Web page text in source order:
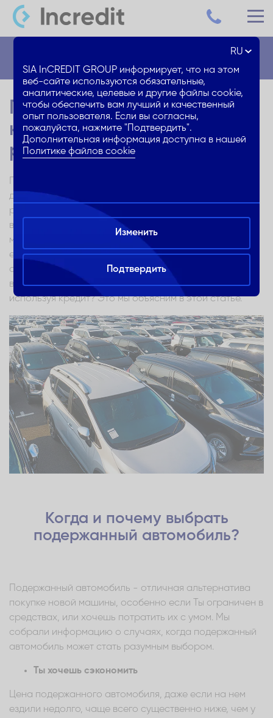
Подержанный авто в
кредит – как это
работает?
для многих. Это является экономически выгодным
решением благодаря доступной цене и широкому
выбору. Даже если Тебя интересует конкретная
модель автомобиля, при выборе подержанного авто
есть больше возможностей подобрать подходящий
автомобиль для Твоих желаний и возможностей. Но
возможно ли приобрести подержанный автомобиль,
используя кредит? Это мы объясним в этой статье.
Когда и почему выбрать
подержанный автомобиль?
Подержанный автомобиль - отличная альтернатива
покупке новой машины, особенно если Ты ограничен в
средствах, или хочешь потратить их с умом. Мы
собрали информацию о случаях, когда подержанный
автомобиль может стать разумным выбором.
Ты хочешь сэкономить
Цена подержанного автомобиля, даже если на нем
ездили недолго, чаще всего существенно ниже, чем у
RU
SIA InCREDIT GROUP информирует, что на этом
веб-сайте используются обязательные,
аналитические, целевые и другие файлы cookie,
чтобы обеспечить вам лучший и качественный
опыт пользователя. Если вы согласны,
пожалуйста, нажмите "Подтвердить".
Дополнительная информация доступна в нашей
Политике файлов cookie
Изменить
Подтвердить